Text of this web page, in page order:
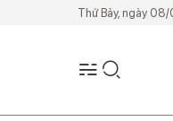
Thứ Bảy, ngày